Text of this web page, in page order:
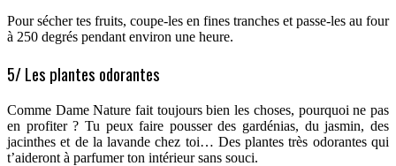
Pour sécher tes fruits, coupe-les en fines tranches et passe-les au four
à 250 degrés pendant environ une heure.
5/ Les plantes odorantes
Comme Dame Nature fait toujours bien les choses, pourquoi ne pas
en profiter ? Tu peux faire pousser des gardénias, du jasmin, des
jacinthes et de la lavande chez toi… Des plantes très odorantes qui
t’aideront à parfumer ton intérieur sans souci.